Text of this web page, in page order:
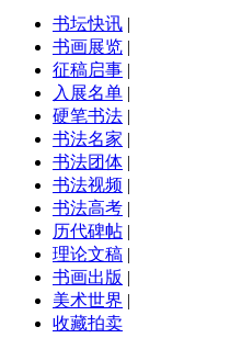
书坛快讯 |
书画展览 |
征稿启事 |
入展名单 |
硬笔书法 |
书法名家 |
书法团体 |
书法视频 |
书法高考 |
历代碑帖 |
理论文稿 |
书画出版 |
美术世界 |
收藏拍卖